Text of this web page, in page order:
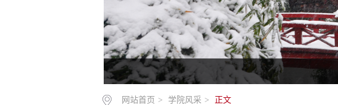
网站首页 > 学院风采 > 正文